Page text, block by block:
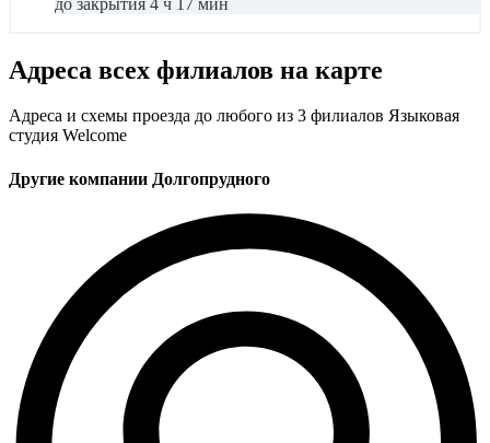
Адреса всех филиалов на карте
Адреса и схемы проезда до любого из 3 филиалов Языковая
студия Welcome
Другие компании Долгопрудного